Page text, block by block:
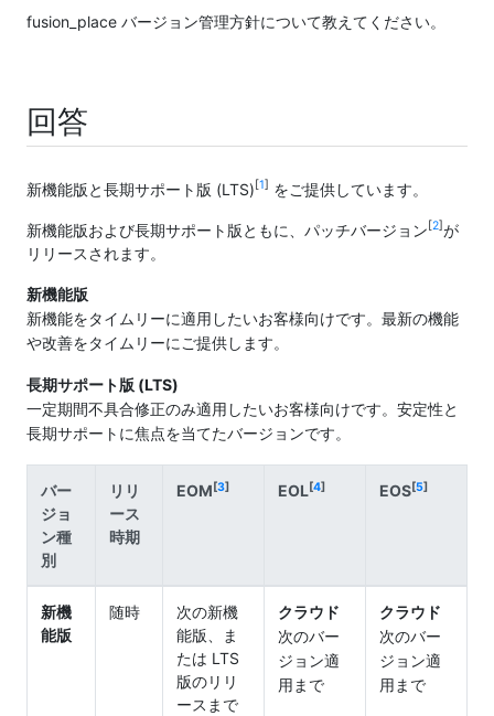
fusion_place バージョン管理方針について教えてください。
回答
新機能版と長期サポート版 (LTS) [1] をご提供しています。
新機能版および長期サポート版ともに、パッチバージョン [2]が
リリースされます。
新機能版
新機能をタイムリーに適用したいお客様向けです。最新の機能
や改善をタイムリーにご提供します。
長期サポート版 (LTS)
一定期間不具合修正のみ適用したいお客様向けです。安定性と
長期サポートに焦点を当てたバージョンです。
バー
ジョ
ン種
別
リリ
ース
時期
EOM[3] EOL[4] EOS[5]
新機
能版
随時
次の新機
能版、ま
たは LTS
版のリリ
ースまで
クラウド
次のバー
ジョン適
用まで
クラウド
次のバー
ジョン適
用まで